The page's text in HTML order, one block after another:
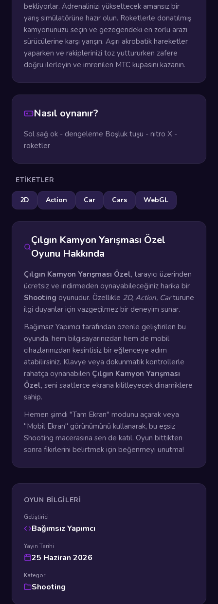
bekliyorlar. Adrenalinizi yükseltecek amansız bir
yarış simülatörüne hazır olun. Roketlerle donatılmış
kamyonunuzu seçin ve gezegendeki en zorlu arazi
sürücülerine karşı yarışın. Aşırı akrobatik hareketler
yaparken ve rakiplerinizi toz yuttururken zafere
doğru ilerleyin ve imrenilen MTC kupasını kazanın.
Nasıl oynanır?
Sol sağ ok - dengeleme Boşluk tuşu - nitro X -
roketler
ETIKETLER
2D Action Car Cars WebGL
Çılgın Kamyon Yarışması Özel
Oyunu Hakkında
Çılgın Kamyon Yarışması Özel, tarayıcı üzerinden
ücretsiz ve indirmeden oynayabileceğiniz harika bir
Shooting oyunudur. Özellikle 2D, Action, Cartürüne
ilgi duyanlar için vazgeçilmez bir deneyim sunar.
Bağımsız Yapımcı tarafından özenle geliştirilen bu
oyunda, hem bilgisayarınızdan hem de mobil
cihazlarınızdan kesintisiz bir eğlenceye adım
atabilirsiniz. Klavye veya dokunmatik kontrollerle
rahatça oynanabilen Çılgın Kamyon Yarışması
Özel, seni saatlerce ekrana kilitleyecek dinamiklere
sahip.
Hemen şimdi "Tam Ekran" modunu açarak veya
"Mobil Ekran" görünümünü kullanarak, bu eşsiz
Shooting macerasına sen de katıl. Oyun bittikten
sonra fikirlerini belirtmek için beğenmeyi unutma!
OYUN BILGILERI
Geliştirici
Bağımsız Yapımcı
Yayın Tarihi
25 Haziran 2026
Kategori
Shooting